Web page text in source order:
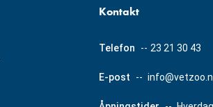
Kontakt
Telefon -- 23 21 30 43
E-post --